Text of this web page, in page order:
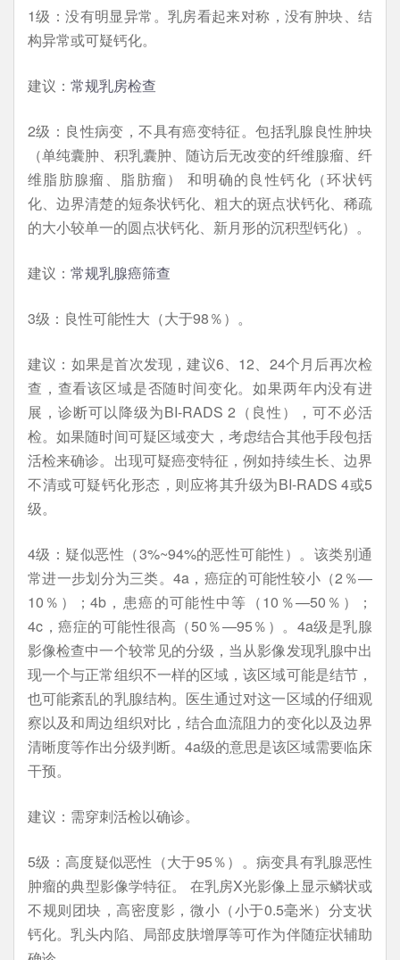
1级：没有明显异常。乳房看起来对称，没有肿块、结
构异常或可疑钙化。
建议： 常规乳房检查
2级：良性病变，不具有癌变特征。包括乳腺良性肿块
（单纯囊肿、积乳囊肿、随访后无改变的纤维腺瘤、纤
维脂肪腺瘤、脂肪瘤） 和明确的良性钙化（环状钙
化、边界清楚的短条状钙化、粗大的斑点状钙化、稀疏
的大小较单一的圆点状钙化、新月形的沉积型钙化）。
建议： 常规乳腺癌筛查
3级：良性可能性大（大于98％）。
建议：如果是首次发现，建议6、12、24个月后再次检
查，查看该区域是否随时间变化。如果两年内没有进
展，诊断可以降级为BI-RADS 2（良性），可不必活
检。如果随时间可疑区域变大，考虑结合其他手段包括
活检来确诊。出现可疑癌变特征，例如持续生长、边界
不清或可疑钙化形态，则应将其升级为BI-RADS 4或5
级。
4级：疑似恶性（3%~94%的恶性可能性）。该类别通
常进一步划分为三类。4a，癌症的可能性较小（2％—
10％）；4b，患癌的可能性中等（10％—50％）；
4c，癌症的可能性很高（50％—95％）。4a级是乳腺
影像检查中一个较常见的分级，当从影像发现乳腺中出
现一个与正常组织不一样的区域，该区域可能是结节，
也可能紊乱的乳腺结构。医生通过对这一区域的仔细观
察以及和周边组织对比，结合血流阻力的变化以及边界
清晰度等作出分级判断。4a级的意思是该区域需要临床
干预。
建议：需穿刺活检以确诊。
5级：高度疑似恶性（大于95％）。病变具有乳腺恶性
肿瘤的典型影像学特征。 在乳房X光影像上显示鳞状或
不规则团块，高密度影，微小（小于0.5毫米）分支状
钙化。乳头内陷、局部皮肤增厚等可作为伴随症状辅助